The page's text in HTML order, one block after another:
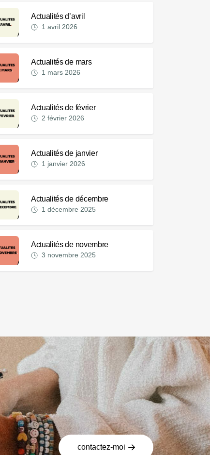
Actualités d’avril
1 avril 2026
Actualités de mars
1 mars 2026
Actualités de février
2 février 2026
Actualités de janvier
1 janvier 2026
Actualités de décembre
1 décembre 2025
Actualités de novembre
3 novembre 2025
contactez-moi